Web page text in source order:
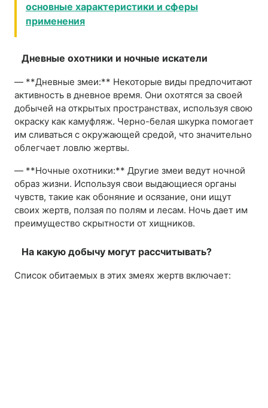
основные характеристики и сферы
применения
Дневные охотники и ночные искатели
— **Дневные змеи:** Некоторые виды предпочитают
активность в дневное время. Они охотятся за своей
добычей на открытых пространствах, используя свою
окраску как камуфляж. Черно-белая шкурка помогает
им сливаться с окружающей средой, что значительно
облегчает ловлю жертвы.
— **Ночные охотники:** Другие змеи ведут ночной
образ жизни. Используя свои выдающиеся органы
чувств, такие как обоняние и осязание, они ищут
своих жертв, ползая по полям и лесам. Ночь дает им
преимущество скрытности от хищников.
На какую добычу могут рассчитывать?
Список обитаемых в этих змеях жертв включает: